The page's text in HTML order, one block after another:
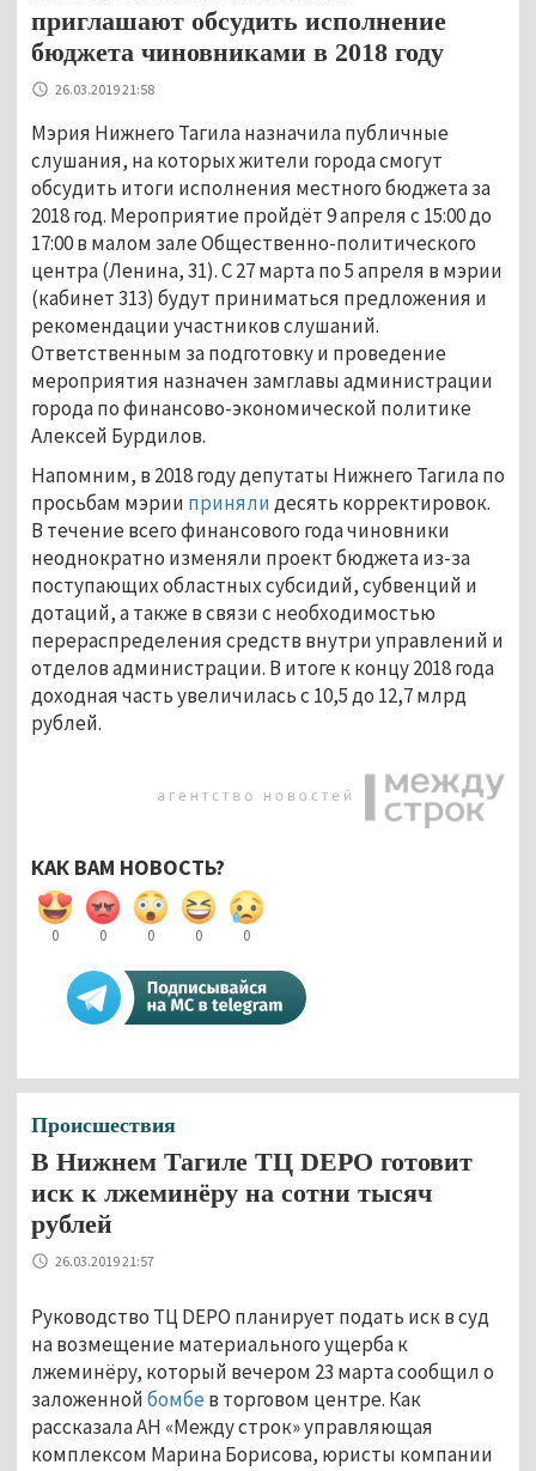
приглашают обсудить исполнение
бюджета чиновниками в 2018 году
26.03.2019 21:58
Мэрия Нижнего Тагила назначила публичные
слушания, на которых жители города смогут
обсудить итоги исполнения местного бюджета за
2018 год. Мероприятие пройдёт 9 апреля с 15:00 до
17:00 в малом зале Общественно-политического
центра (Ленина, 31). С 27 марта по 5 апреля в мэрии
(кабинет 313) будут приниматься предложения и
рекомендации участников слушаний.
Ответственным за подготовку и проведение
мероприятия назначен замглавы администрации
города по финансово-экономической политике
Алексей Бурдилов.
Напомним, в 2018 году депутаты Нижнего Тагила по
просьбам мэрии принялидесять корректировок.
В течение всего финансового года чиновники
неоднократно изменяли проект бюджета из-за
поступающих областных субсидий, субвенций и
дотаций, а также в связи с необходимостью
перераспределения средств внутри управлений и
отделов администрации. В итоге к концу 2018 года
доходная часть увеличилась с 10,5 до 12,7 млрд
рублей.
КАК ВАМ НОВОСТЬ?
0 0 0 0 0
Происшествия
В Нижнем Тагиле ТЦ DEPO готовит
иск к лжеминёру на сотни тысяч
рублей
26.03.2019 21:57
Руководство ТЦ DEPO планирует подать иск в суд
на возмещение материального ущерба к
лжеминёру, который вечером 23 марта сообщил о
заложеннойбомбе в торговом центре. Как
рассказала АН «Между строк» управляющая
комплексом Марина Борисова, юристы компании